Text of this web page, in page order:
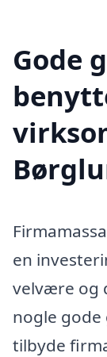
Gode
en
velvære og
nogle
tilbyde